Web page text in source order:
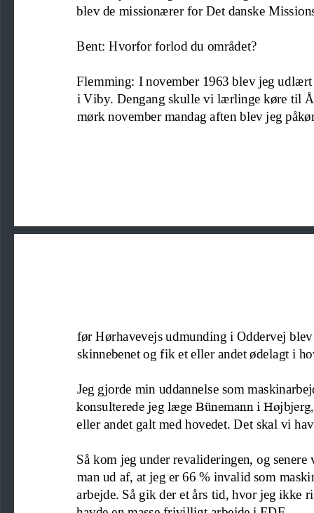
blev de missionærer for Det danske Missio
Bent: Hvorfor forlod du området?
Flemming: I november 1963 blev jeg
i Viby. Dengang skulle vi lærlinge køre til
mørk november mandag aften blev jeg
før Hørhavevejs udmunding i Oddervej
skinnebenet og fik et eller andet ødelagt i
Jeg gjorde min uddannelse som
konsulterede jeg læge Bünemann i
eller andet galt med hovedet. Det skal vi
Så kom jeg under revalideringen, og
man ud af, at jeg er 66 % invalid som
arbejde. Så gik der et års tid, hvor jeg ikke